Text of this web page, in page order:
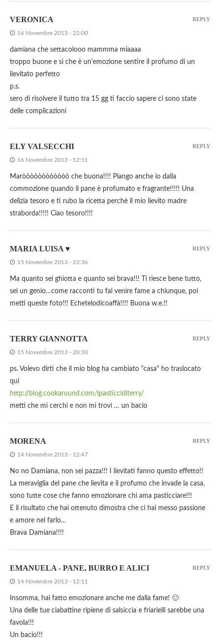
VERONICA
16 Novembre 2013 - 22:00
damiana che settacolooo mammma miaaaa
troppo buone e si che è un'emozione sentire il profumo di un
lievitato perfetto
p.s.
sero di risolvere il tutto tra 15 gg ti faccio sapere ci sono state
delle complicazioni
REPLY
ELY VALSECCHI
16 Novembre 2013 - 12:51
Maròòòòòòòòòòòò che buona!!!! Piango anche io dalla
commozione quando il pane è profumato e fragrante!!!!! Una
delizia tesoro e ti rubo la ricetta perchè il mio lievito madre
straborda!!!!! Ciao tesoro!!!!
REPLY
MARIA LUISA ♥
15 Novembre 2013 - 22:36
Ma quanto sei ghiotta e quanto sei brava!!! Ti riesce bene tutto,
sei un genio…come racconti tu fai venire fame a chiunque, poi
metti queste foto!!! Echetelodicoaffà!!!! Buona w.e.!!
REPLY
TERRY GIANNOTTA
15 Novembre 2013 - 20:30
ps. Volevo dirti che il mio blog ha cambiato "casa" ho traslocato
qui
http://blog.cookaround.com/ipasticciditerry/
metti che mi cerchi e non mi trovi … un bacio
REPLY
MORENA
14 Novembre 2013 - 12:47
No no Damiana, non sei pazza!!! I lievitati fanno questo effetto!!
La meraviglia del pane che lievita e il profumo che invade la casa,
sono tutte cose che fanno emozionare chi ama pasticciare!!!
E il risultato che hai ottenuto dimostra che ci hai messo passione
e amore nel farlo…
Brava Damiana!!!!
REPLY
EMANUELA - PANE, BURRO E ALICI
14 Novembre 2013 - 12:11
Insomma, hai fatto emozionare anche me dalla fame! 🙂
Una delle tue ciabattine ripiene di salsiccia e friarielli sarebbe una
favola!!!
Un bacio!!!
REPLY